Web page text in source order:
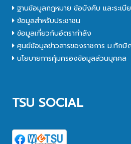
ฐานข้อมูลกฎหมาย ข้อบังคับ และระเบี
ข้อมูลสำหรับประชาชน
ข้อมูลเกี่ยวกับอัตรากำลัง
ศูนย์ข้อมูลข่าวสารของราชการ ม.ทัก
นโยบายการคุ้มครองข้อมูลส่วนบุคคล
TSU SOCIAL